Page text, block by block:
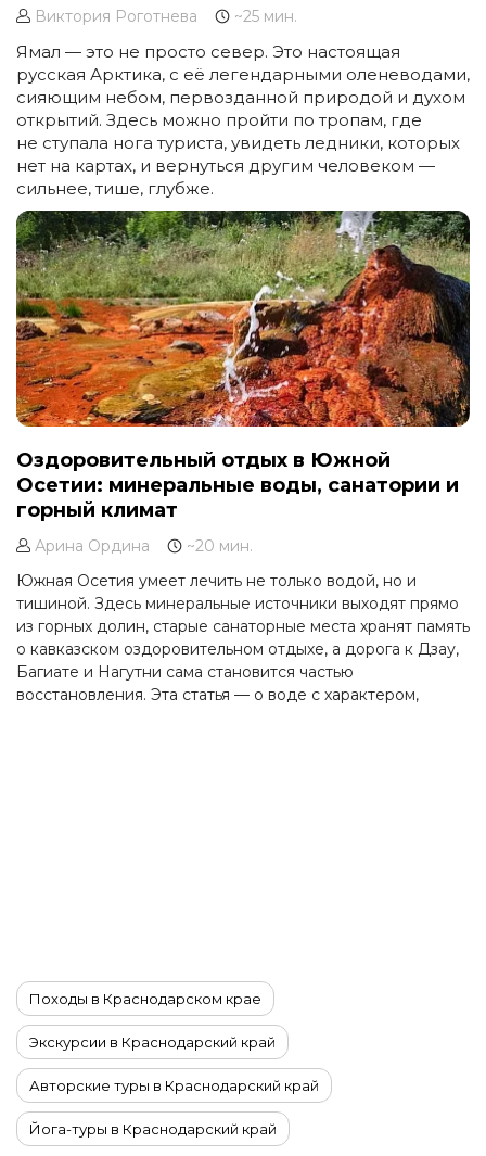
Виктория Роготнева ~25 мин.
Ямал — это не просто север. Это настоящая
русская Арктика, с её легендарными оленеводами,
сияющим небом, первозданной природой и духом
открытий. Здесь можно пройти по тропам, где
не ступала нога туриста, увидеть ледники, которых
нет на картах, и вернуться другим человеком —
сильнее, тише, глубже.
Оздоровительный отдых в Южной
Осетии: минеральные воды, санатории и
горный климат
Арина Ордина
~20 мин.
Южная Осетия умеет лечить не только водой, но и
тишиной. Здесь минеральные источники выходят прямо
из горных долин, старые санаторные места хранят память
о кавказском оздоровительном отдыхе, а дорога к Дзау,
Багиате и Нагутни сама становится частью
восстановления. Эта статья — о воде с характером,
Походы в Краснодарском крае
Экскурсии в Краснодарский край
Авторские туры в Краснодарский край
Йога-туры в Краснодарский край